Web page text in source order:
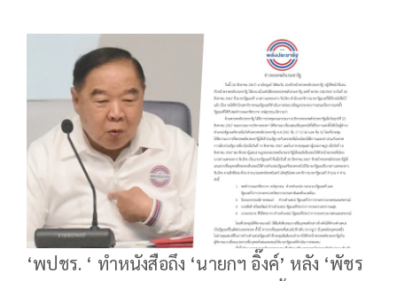
‘พปชร. ‘ ทำหนังสือถึง ‘นายกฯ อิ๊งค์’ หลัง ‘พัชร